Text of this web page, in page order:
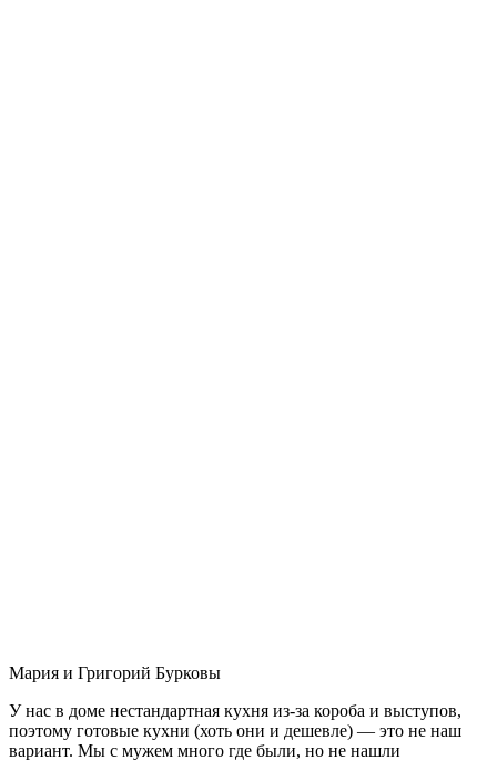
Мария и Григорий Бурковы
У нас в доме нестандартная кухня из-за короба и выступов,
поэтому готовые кухни (хоть они и дешевле) — это не наш
вариант. Мы с мужем много где были, но не нашли